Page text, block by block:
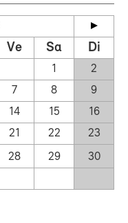
Ve Sa Di
1
2
7 8
9
14 15
16
21 22
23
28 29
30